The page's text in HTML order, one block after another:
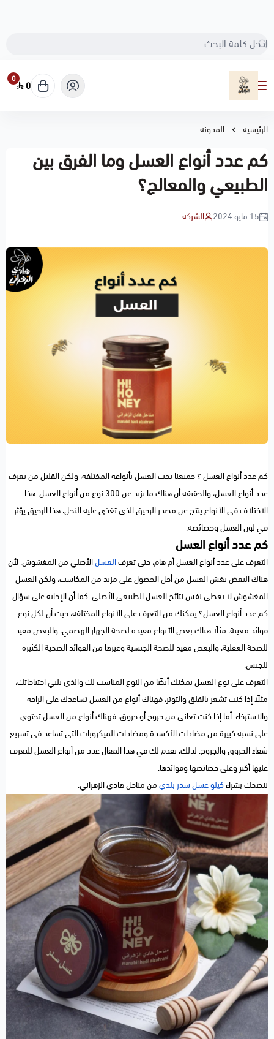
مناحل هادي الزهراني
0
0
الرئيسية المدونة
كم عدد أنواع العسل وما الفرق بين
الطبيعي والمعالج؟
15 مايو 2024 الشركة
كم عدد أنواع العسل ؟ جميعنا يحب العسل بأنواعه المختلفة، ولكن القليل من يعرف
عدد أنواع العسل، والحقيقة أن هناك ما يزيد عن 300 نوع من أنواع العسل. هذا
الاختلاف في الأنواع ينتج عن مصدر الرحيق الذي تغذى عليه النحل، هذا الرحيق يؤثر
في لون العسل وخصائصه.
كم عدد أنواع العسل
التعرف على عدد أنواع العسل أم هام، حتى تعرفالعسلالأصلي من المغشوش. لأن
هناك البعض يغش العسل من أجل الحصول على مزيد من المكاسب، ولكن العسل
المغشوش لا يعطي نفس نتائج العسل الطبيعي الأصلي. كما أن الإجابة على سؤال
كم عدد أنواع العسل؟ يمكنك من التعرف على الأنواع المختلفة، حيث أن لكل نوع
فوائد معينة، مثلًا هناك بعض الأنواع مفيدة لصحة الجهاز الهضمي، والبعض مفيد
للصحة العقلية، والبعض مفيد للصحة الجنسية وغيرها من الفوائد الصحية الكثيرة
للجنس.
التعرف على نوع العسل يمكنك أيضًا من النوع المناسب لك والذي يلبي احتياجاتك،
مثلًا إذا كنت تشعر بالقلق والتوتر، فهناك أنواع من العسل تساعدك على الراحة
والاسترخاء. أما إذا كنت تعاني من جروح أو حروق، فهناك أنواع من العسل تحتوي
على نسبة كبيرة من مضادات الأكسدة ومضادات الميكروبات التي تساعد في تسريع
شفاء الحروق والجروح. لذلك، نقدم لك في هذا المقال عدد من أنواع العسل للتعرف
عليها أكثر وعلى خصائصها وفوائدها.
ننصحك بشراءكيلو عسل سدر بلديمن مناحل هادي الزهراني.